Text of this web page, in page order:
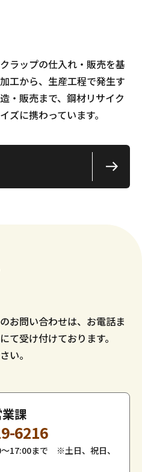
ラップの仕入れ・販売を基
工から、生産工程で発生す
・販売まで、鋼材リサイク
ズに携わっています。
お問い合わせは、お電話ま
て受け付けております。
い。
課
6216
～17:00まで ※土日、祝日、